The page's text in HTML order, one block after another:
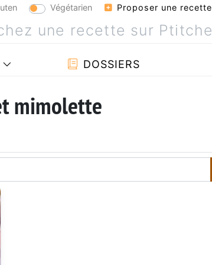
Végétarien Proposer une recette
DOSSIERS
mimolette